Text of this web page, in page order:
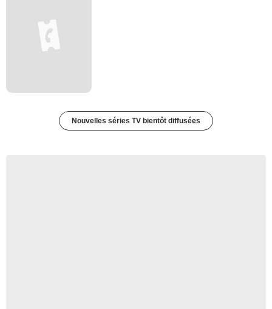
Nouvelles séries TV bientôt diffusées